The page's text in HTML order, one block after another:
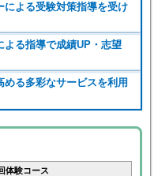
による受験対策指導を受け
よる指導で成績UP・志望
める多彩なサービスを利用
体験コース